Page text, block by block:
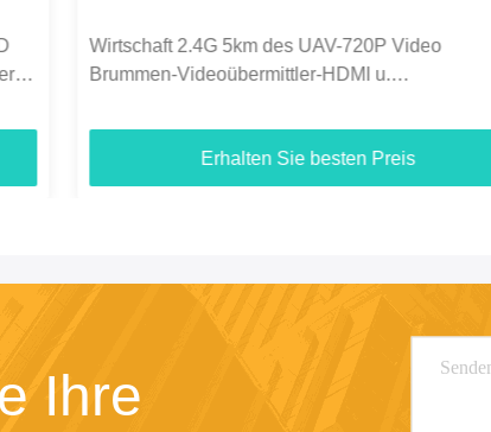
C50HPT 40-70km Mavlink 2.4GHz COFDM UAV
Video-Sender Ultra-Langstrecke UP/Downlink
Erhalten Sie besten Preis
Ihre